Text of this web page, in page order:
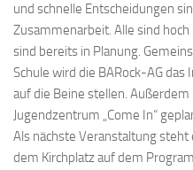
und schnelle Entscheidungen
Zusammenarbeit. Alle sind
sind bereits in Planung.
Schule wird die BARock-AG
auf die Beine stellen.
Jugendzentrum „Come In“
Als nächste Veranstaltung steht
dem Kirchplatz auf dem